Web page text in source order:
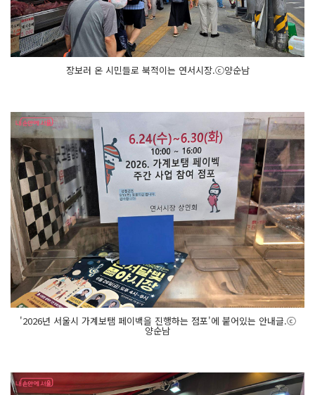
장보러 온 시민들로 북적이는 연서시장.ⓒ양순남
'2026년 서울시 가계보탬 페이백을 진행하는 점포'에 붙어있는 안내글.ⓒ
양순남